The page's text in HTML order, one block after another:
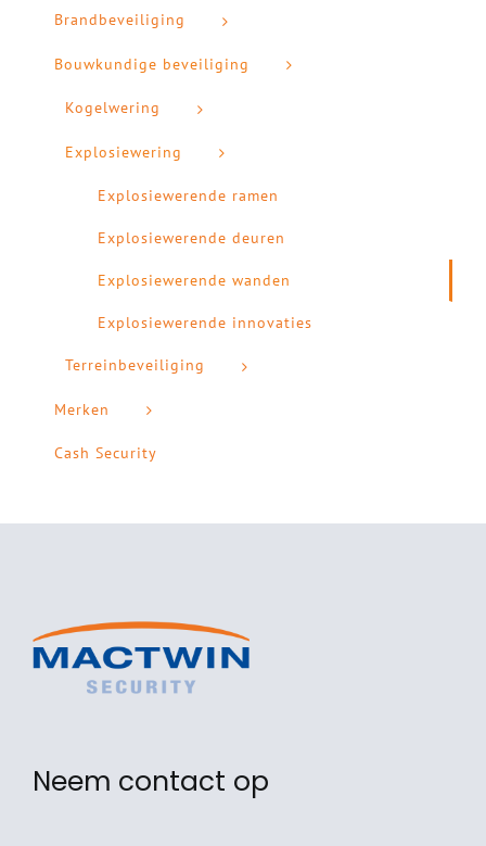
Brandbeveiliging
Bouwkundige beveiliging
Kogelwering
Explosiewering
Explosiewerende ramen
Explosiewerende deuren
Explosiewerende wanden
Explosiewerende innovaties
Terreinbeveiliging
Merken
Cash Security
Neem contact op